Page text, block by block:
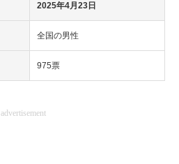
2025年4月23日
全国の男性
975票
advertisement